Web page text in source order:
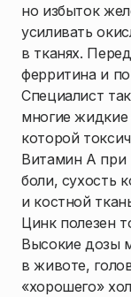
но избыток
усиливать
в тканях.
ферритина и
Специалист
многие
которой
Витамин А при
боли, сухость
и костной
Цинк полезен
Высокие дозы
в животе,
«хорошего»